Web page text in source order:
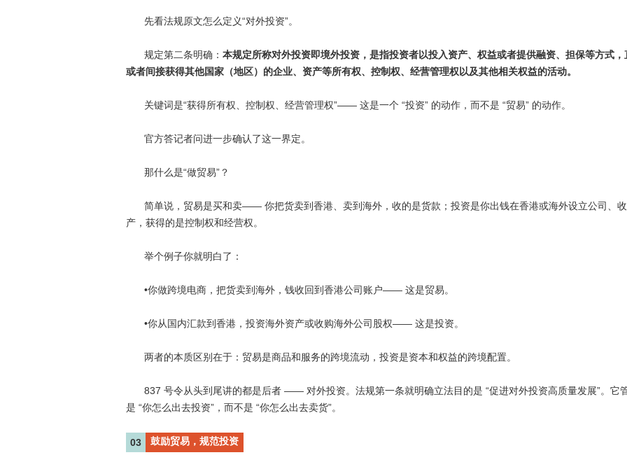
先看法规原文怎么定义“对外投资”。
规定第二条明确： 本规定所称对外投资即境外投资，是指投资者以投入资产、权益或者提供融资、担保等方式，
或者间接获得其他国家（地区）的企业、资产等所有权、控制权、经营管理权以及其他相关权益的活动。
关键词是“获得所有权、控制权、经营管理权”—— 这是一个 “投资” 的动作，而不是 “贸易” 的动作。
官方答记者问进一步确认了这一界定。
那什么是“做贸易” ？
简单说，贸易是买和卖—— 你把货卖到香港、卖到海外，收的是货款；投资是你出钱在香港或海外设立公司、
产，获得的是控制权和经营权。
举个例子你就明白了：
•你做跨境电商，把货卖到海外，钱收回到香港公司账户—— 这是贸易。
•你从国内汇款到香港，投资海外资产或收购海外公司股权—— 这是投资。
两者的本质区别在于：贸易是商品和服务的跨境流动，投资是资本和权益的跨境配置。
837 号令从头到尾讲的都是后者 —— 对外投资。法规第一条就明确立法目的是 “促进对外投资高质量发展”。它
是 “你怎么出去投资” ，而不是 “你怎么出去卖货”。
03 鼓励贸易，规范投资